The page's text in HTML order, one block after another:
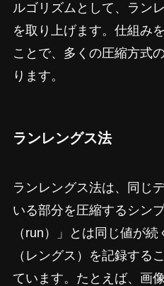
ルゴリズムとして、ラン
を取り上げます。仕組み
ことで、多くの圧縮方式
ります。
ランレングス法
ランレングス法は、同じ
いる部分を圧縮するシン
（run）」とは同じ値が
（レングス）を記録する
ています。たとえば、画